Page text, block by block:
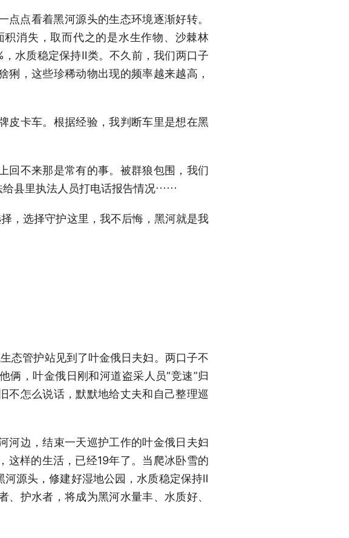
看着黑河源头的生态环境逐渐好转。
消失，取而代之的是水生作物、沙棘林
水质稳定保持Ⅱ类。不久前，我们两口子
，这些珍稀动物出现的频率越来越高，
卡车。根据经验，我判断车里是想在黑
不来那是常有的事。被群狼包围，我们
给县里执法人员打电话报告情况……
，选择守护这里，我不后悔，黑河就是我
管护站见到了叶金俄日夫妇。两口子不
俩，叶金俄日刚和河道盗采人员“竞速”归
不怎么说话，默默地给丈夫和自己整理巡
边，结束一天巡护工作的叶金俄日夫妇
这样的生活，已经19年了。当爬冰卧雪的
源头，修建好湿地公园，水质稳定保持Ⅱ
护水者，将成为黑河水量丰、水质好、